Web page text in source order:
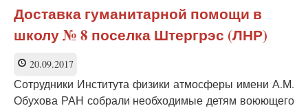
объявляет
сбор
помощи
хоккеистов
Донбасса
Доставка гуманитарной помощи в
школу № 8 поселка Штергрэс (ЛНР)
20.09.2017
Сотрудники Института физики атмосферы имени А.М.
Обухова РАН собрали необходимые детям воюющего